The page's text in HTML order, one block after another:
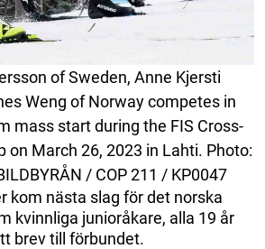
of Sweden, Anne Kjersti
Weng of Norway competes in
mass start during the FIS Cross-
on March 26, 2023 in Lahti. Photo:
/ COP 211 / KP0047
kom nästa slag för det norska
kvinnliga junioråkare, alla 19 år
brev till förbundet.